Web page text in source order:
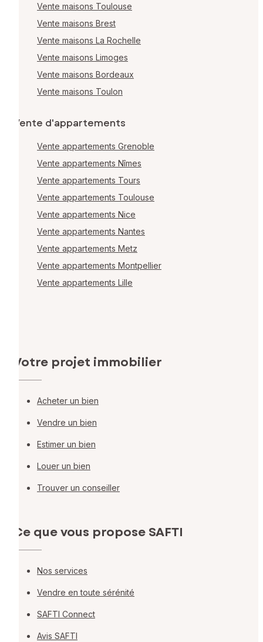
Vente maisons Toulouse
Vente maisons Brest
Vente maisons La Rochelle
Vente maisons Limoges
Vente maisons Bordeaux
Vente maisons Toulon
Vente d'appartements
Vente appartements Grenoble
Vente appartements Nîmes
Vente appartements Tours
Vente appartements Toulouse
Vente appartements Nice
Vente appartements Nantes
Vente appartements Metz
Vente appartements Montpellier
Vente appartements Lille
Votre projet immobilier
Acheter un bien
Vendre un bien
Estimer un bien
Louer un bien
Trouver un conseiller
Ce que vous propose SAFTI
Nos services
Vendre en toute sérénité
SAFTI Connect
Avis SAFTI